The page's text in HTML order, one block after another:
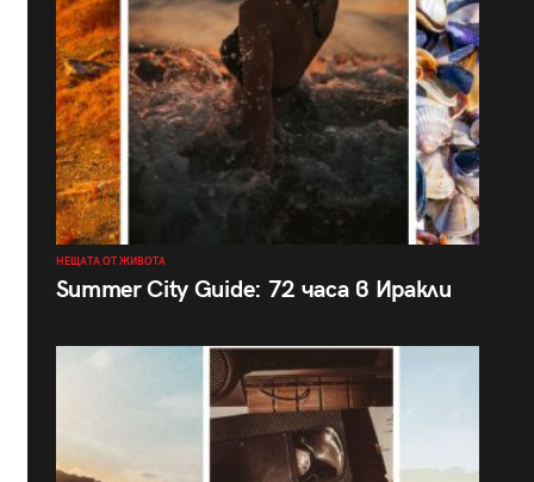
НЕЩАТА ОТ ЖИВОТА
Summer City Guide: 72 часа в Иракли